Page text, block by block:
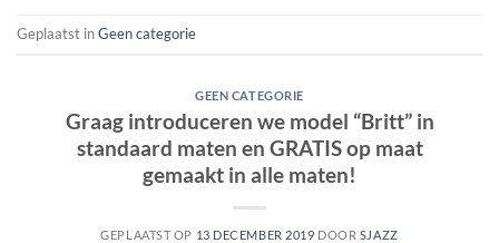
Geplaatst inGeen categorie
GEEN CATEGORIE
Graag introduceren we model “Britt” in
standaard maten en GRATIS op maat
gemaakt in alle maten!
GEPLAATST OP 13 DECEMBER 2019 DOOR SJAZZ